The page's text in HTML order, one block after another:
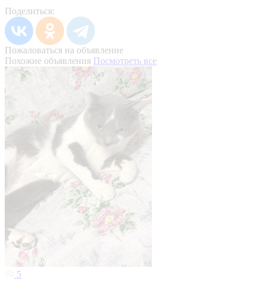
Поделиться:
Пожаловаться на объявление
Похожие объявления Посмотреть все
5